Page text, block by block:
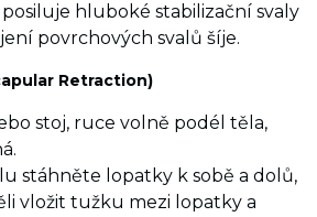
hluboké stabilizační svaly
povrchových svalů šíje.
Retraction)
stoj, ruce volně podél těla,
stáhněte lopatky k sobě a dolů,
vložit tužku mezi lopatky a